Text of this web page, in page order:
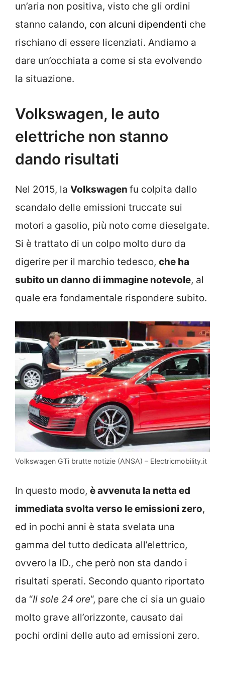
un’aria non positiva, visto che gli ordini
stanno calando, con alcuni dipendenti che
rischiano di essere licenziati. Andiamo a
dare un’occhiata a come si sta evolvendo
la situazione.
Volkswagen, le auto
elettriche non stanno
dando risultati
Nel 2015, la Volkswagen fu colpita dallo
scandalo delle emissioni truccate sui
motori a gasolio, più noto come dieselgate.
Si è trattato di un colpo molto duro da
digerire per il marchio tedesco, che ha
subito un danno di immagine notevole, al
quale era fondamentale rispondere subito.
Volkswagen GTi brutte notizie (ANSA) – Electricmobility.it
In questo modo, è avvenuta la netta ed
immediata svolta verso le emissioni zero,
ed in pochi anni è stata svelata una
gamma del tutto dedicata all’elettrico,
ovvero la ID., che però non sta dando i
risultati sperati. Secondo quanto riportato
da “Il sole 24 ore“, pare che ci sia un guaio
molto grave all’orizzonte, causato dai
pochi ordini delle auto ad emissioni zero.